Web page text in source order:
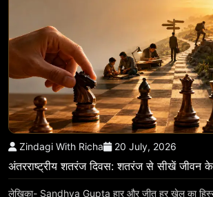
Zindagi With Richa 20 July, 2026
अंतरराष्ट्रीय शतरंज दिवस: शतरंज से सीखें
लेखिका- Sandhya Gupta हार और जीत हर खेल का